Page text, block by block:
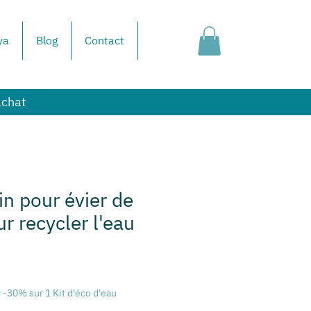
Blog Contact
pour évier de
recycler l'eau
Prix
-30% sur 1 Kit d'éco d'eau